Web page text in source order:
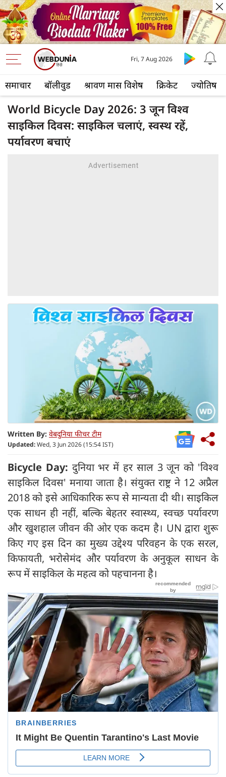
समाचार बॉलीवुड श्रावण मास विशेष क्रिकेट ज्योतिष
Fri, 7 Aug 2026
World Bicycle Day 2026: 3 जून विश्व
साइकिल दिवस: साइकिल चलाएं, स्वस्थ रहें,
पर्यावरण बचाएं
Written By: वेबदुनिया फीचर टीम
Updated:Wed, 3 Jun 2026 (15:54 IST)
Bicycle Day: दुनिया भर में हर साल 3 जून को 'विश्व
साइकिल दिवस' मनाया जाता है। संयुक्त राष्ट्र ने 12 अप्रैल
2018 को इसे आधिकारिक रूप से मान्यता दी थी। साइकिल
एक साधन ही नहीं, बल्कि बेहतर स्वास्थ्य, स्वच्छ पर्यावरण
और खुशहाल जीवन की ओर एक कदम है। UN द्वारा शुरू
किए गए इस दिन का मुख्य उद्देश्य परिवहन के एक सरल,
किफायती, भरोसेमंद और पर्यावरण के अनुकूल साधन के
रूप में साइकिल के महत्व को पहचानना है।